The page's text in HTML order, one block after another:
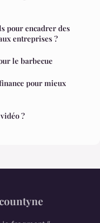
pour encadrer des
entreprises ?
le barbecue
pour mieux
?